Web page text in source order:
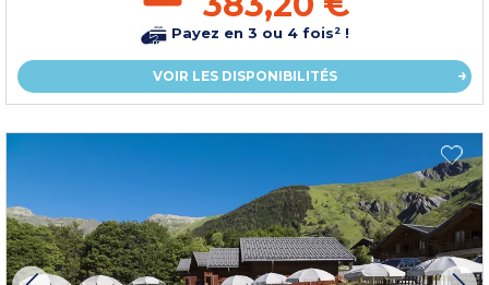
Payez en 3 ou 4 fois² !
VOIR LES DISPONIBILITÉS